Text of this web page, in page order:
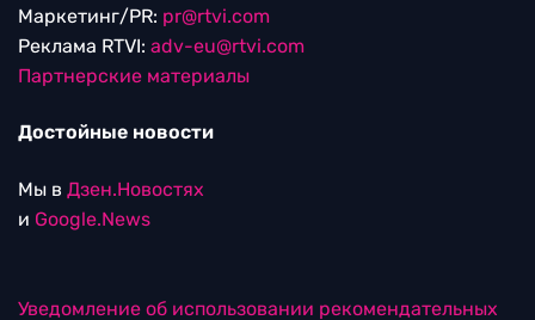
Маркетинг/PR: pr@rtvi.com
Реклама RTVI: adv-eu@rtvi.com
Партнерские материалы
Достойные новости
Мы в Дзен.Новостях
и Google.News
Уведомление об использовании рекомендательных